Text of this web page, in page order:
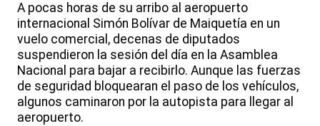
A pocas horas de su arribo al aeropuerto
internacional Simón Bolívar de Maiquetía en un
vuelo comercial, decenas de diputados
suspendieron la sesión del día en la Asamblea
Nacional para bajar a recibirlo. Aunque las fuerzas
de seguridad bloquearan el paso de los vehículos,
algunos caminaron por la autopista para llegar al
aeropuerto.